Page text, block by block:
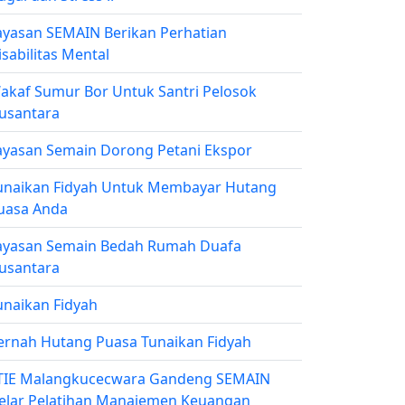
SEMAIN Berikan Perhatian
Mental
Sumur Bor Untuk Santri Pelosok
Semain Dorong Petani Ekspor
Fidyah Untuk Membayar Hutang
Anda
Semain Bedah Rumah Duafa
Fidyah
Hutang Puasa Tunaikan Fidyah
Malangkucecwara Gandeng SEMAIN
Pelatihan Manajemen Keuangan